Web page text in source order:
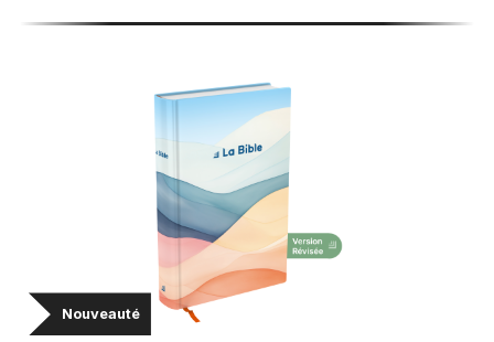
Nouveauté